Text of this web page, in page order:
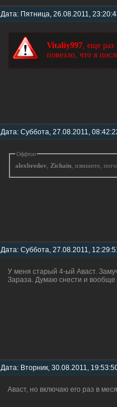
Дата: Пятница, 26.08.2011,
Vitaliy997, еще раз
повезло, что я
Дата: Суббота, 27.08.2011,
Оффтоп
alexbredov Zichain , извините,
Дата: Суббота, 27.08.2011,
У меня старый 4-ый Аваст.
Зараза. Думаю снести и вообще
Дата: Вторник, 30.08.2011,
Аваст, но включаю его раз в